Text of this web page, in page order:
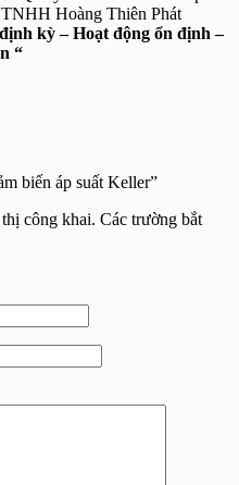
Hoàng Thiên Phát
kỳ – Hoạt động ổn định –
“
biến áp suất Keller”
công khai. Các trường bắt